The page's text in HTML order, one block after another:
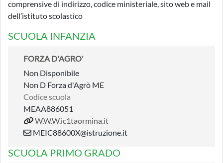
comprensive di indirizzo, codice ministeriale, sito web e mail
dell’istituto scolastico
SCUOLA INFANZIA
FORZA D'AGRO'
Non Disponibile
Non D Forza d'Agrò ME
Codice scuola
MEAA886051
W.W.W.ic1taormina.it
MEIC88600X@istruzione.it
SCUOLA PRIMO GRADO